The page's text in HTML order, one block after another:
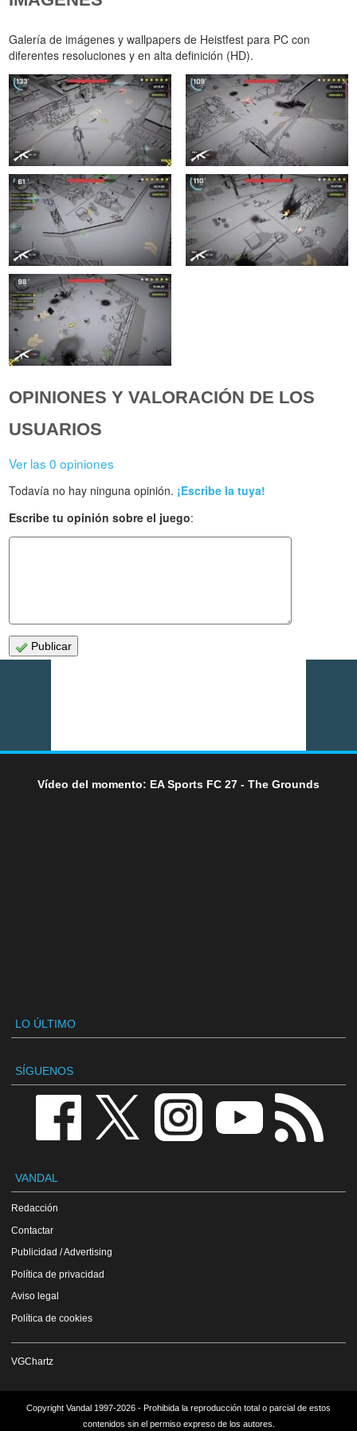
Galería de imágenes y wallpapers de Heistfest para PC con
diferentes resoluciones y en alta definición (HD).
OPINIONES Y VALORACIÓN DE LOS
USUARIOS
Ver las 0 opiniones
Todavía no hay ninguna opinión. ¡Escribe la tuya!
Escribe tu opinión sobre el juego:
Publicar
Vídeo del momento: EA Sports FC 27 - The Grounds
LO ÚLTIMO
SÍGUENOS
VANDAL
Redacción
Contactar
Publicidad / Advertising
Política de privacidad
Aviso legal
Política de cookies
VGChartz
Copyright Vandal 1997-2026 - Prohibida la reproducción total o parcial de estos
contenidos sin el permiso expreso de los autores.